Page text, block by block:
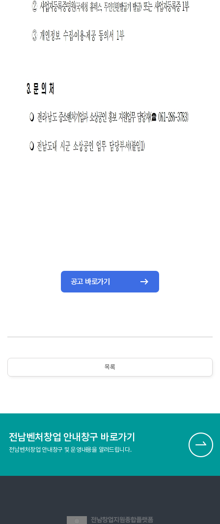
공고 바로가기
목록
전남벤처창업 안내창구 바로가기
전남벤처창업 안내창구 및 운영내용을 알려드립니다.